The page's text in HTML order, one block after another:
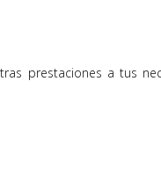
prestaciones a tus